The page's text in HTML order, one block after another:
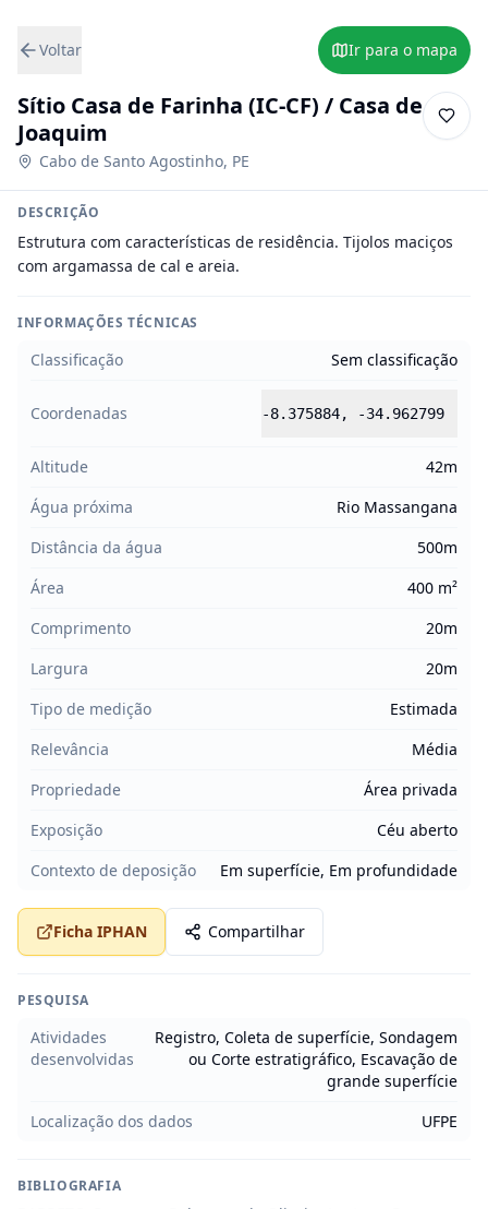
Voltar Ir para o mapa
Sítio Casa de Farinha (IC-CF) / Casa de
Joaquim
Cabo de Santo Agostinho, PE
DESCRIÇÃO
Estrutura com características de residência. Tijolos maciços
com argamassa de cal e areia.
INFORMAÇÕES TÉCNICAS
Classificação Sem classificação
Coordenadas -8.375884, -34.962799
Altitude
42m
Água próxima
Rio Massangana
Distância da água
500m
Área
400 m²
Comprimento
20m
Largura
20m
Tipo de medição
Estimada
Relevância
Média
Propriedade
Área privada
Exposição
Céu aberto
Contexto de deposição
Em superfície, Em profundidade
Ficha IPHAN Compartilhar
PESQUISA
Atividades
desenvolvidas
Registro, Coleta de superfície, Sondagem
ou Corte estratigráfico, Escavação de
grande superfície
Localização dos dados
UFPE
BIBLIOGRAFIA